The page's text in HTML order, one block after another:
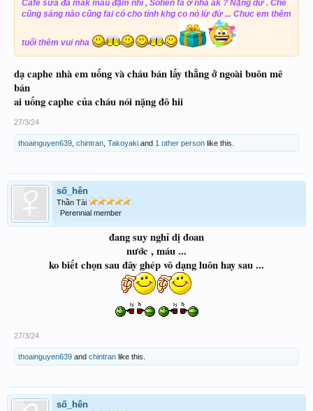
Cafe sửa đá màk màu đậm nhỉ , Sohen fa ở nhà àk ? Nặng dữ . Ché
cũng sáng nào cũng fai có cho tỉnh khg co nó lừ đừ ... Chuc em thêm
tuổi thêm vui nha
dạ caphe nhà em uống và cháu bán lấy thẳng ở ngoài buôn mê
bán
ai uống caphe của cháu nói nặng đô hii
27/3/24
thoainguyen639 chintran Takoyaki and 1 other person like this.
số_hên
Thần Tài
Perennial member
đang suy nghỉ dị đoan
nước , máu ...
ko biết chọn sau đây ghép vô dạng luôn hay sau ...
27/3/24
thoainguyen639 and chintran like this.
số_hên